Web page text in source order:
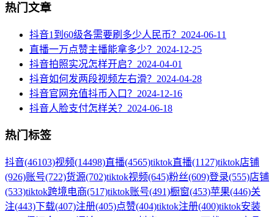
热门文章
抖音1到60级各需要刷多少人民币？ 2024-06-11
直播一万点赞主播能拿多少？ 2024-12-25
抖音拍照实况怎样开启？ 2024-04-01
抖音如何发两段视频左右滑？ 2024-04-28
抖音官网充值抖币入口？ 2024-12-16
抖音人脸支付怎样关？ 2024-06-18
热门标签
抖音(46103)视频(14498)直播(4565)tiktok直播(1127)tiktok店铺
(926)账号(722)货源(702)tiktok视频(645)粉丝(609)登录(555)店铺
(533)tiktok跨境电商(517)tiktok账号(491)橱窗(453)苹果(446)关
注(443)下载(407)注册(405)点赞(404)tiktok注册(400)tiktok安装